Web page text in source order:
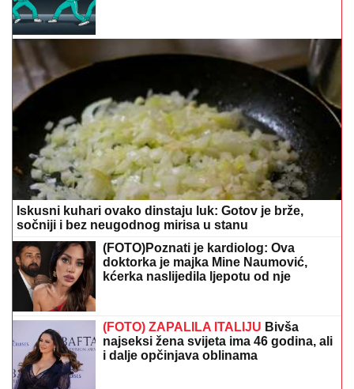
Iskusni kuhari ovako dinstaju luk: Gotov je brže,
sočniji i bez neugodnog mirisa u stanu
(FOTO)Poznati je kardiolog: Ova
doktorka je majka Mine Naumović,
kćerka naslijedila ljepotu od nje
(FOTO) ZAPALILA ITALIJU Bivša
najseksi žena svijeta ima 46 godina, ali
i dalje opčinjava oblinama